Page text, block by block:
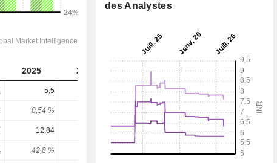
2025 2026 2027 2028
5,5 6,34 7,641
0,54 % 0,65 % 0,78 %
12,84 21,01
42,8 % 37,1 % 36,4 %
des Analystes